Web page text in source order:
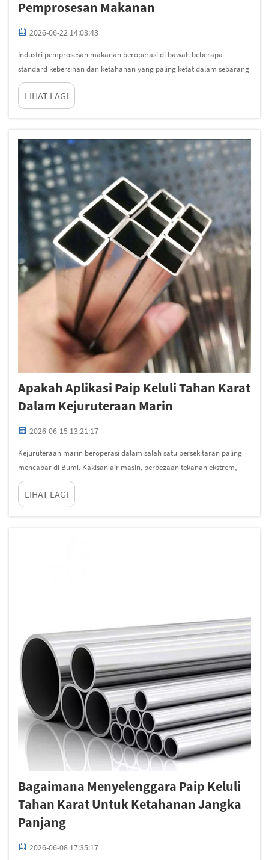
Pemprosesan Makanan
2026-06-22 14:03:43
Industri pemprosesan makanan beroperasi di bawah beberapa
standard kebersihan dan ketahanan yang paling ketat dalam sebarang
sektor industri. Setiap permukaan, kelengkapan, dan komponen
struktur yang bersentuhan dengan makanan mesti memenuhi
keperluan keselamatan yang ketat...
LIHAT LAGI
Apakah Aplikasi Paip Keluli Tahan Karat
Dalam Kejuruteraan Marin
2026-06-15 13:21:17
Kejuruteraan marin beroperasi dalam salah satu persekitaran paling
mencabar di Bumi. Kakisan air masin, perbezaan tekanan ekstrem,
tekanan mekanikal berterusan, dan penempelan biologi hanyalah
beberapa daripada daya-daya yang mencabar setiap komponen di
atas kapal...
LIHAT LAGI
Bagaimana Menyelenggara Paip Keluli
Tahan Karat Untuk Ketahanan Jangka
Panjang
2026-06-08 17:35:17